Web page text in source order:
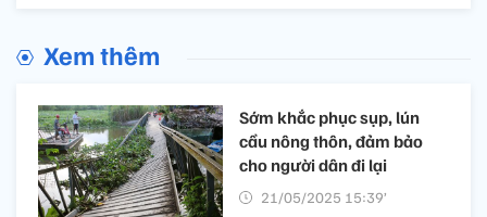
Xem thêm
Sớm khắc phục sụp, lún
cầu nông thôn, đảm bảo
cho người dân đi lại
21/05/2025 15:39’